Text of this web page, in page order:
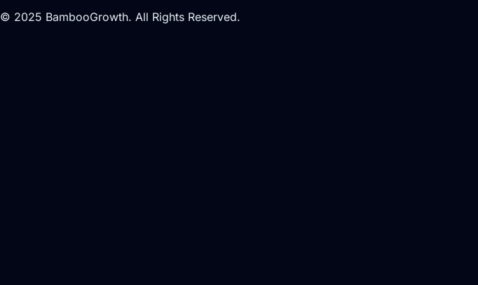
© 2025 BambooGrowth. All Rights Reserved.